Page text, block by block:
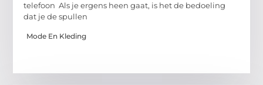
telefoon Als je ergens heen gaat, is het de bedoeling
dat je de spullen
Mode En Kleding